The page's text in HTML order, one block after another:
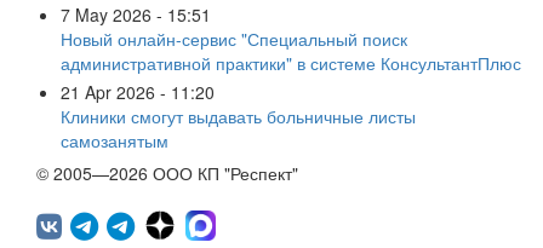
7 May 2026 - 15:51
Новый онлайн-сервис "Специальный поиск
административной практики" в системе КонсультантПлюс
21 Apr 2026 - 11:20
Клиники смогут выдавать больничные листы
самозанятым
© 2005—2026 ООО КП "Респект"